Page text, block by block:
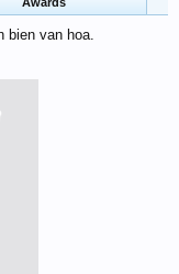
bien van hoa.